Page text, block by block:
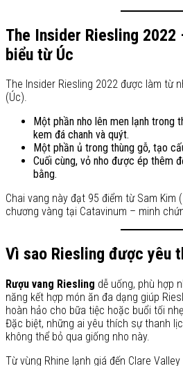
The Insider Riesling
biểu từ Úc
The Insider Riesling 2022 được làm từ
(Úc).
Một phần nho lên men lạnh trong
kem đá chanh và quýt.
Một phần ủ trong thùng gỗ, tạo
Cuối cùng, vỏ nho được ép thêm
bằng.
Chai vang này đạt 95 điểm từ Sam Kim (
chương vàng tại Catavinum – minh
Vì sao Riesling được yêu
Rượu vang Riesling dễ uống, phù hợp
năng kết hợp món ăn đa dạng giúp
hoàn hảo cho bữa tiệc hoặc buổi tối
Đặc biệt, những ai yêu thích sự thanh
không thể bỏ qua giống nho này.
Từ vùng Rhine lạnh giá đến Clare Valley